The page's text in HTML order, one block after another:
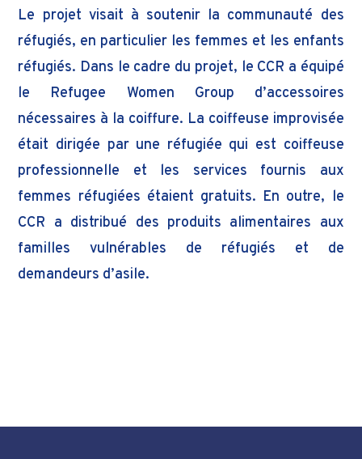
Le projet visait à soutenir la communauté des
réfugiés, en particulier les femmes et les enfants
réfugiés. Dans le cadre du projet, le CCR a équipé
le Refugee Women Group d’accessoires
nécessaires à la coiffure. La coiffeuse improvisée
était dirigée par une réfugiée qui est coiffeuse
professionnelle et les services fournis aux
femmes réfugiées étaient gratuits. En outre, le
CCR a distribué des produits alimentaires aux
familles vulnérables de réfugiés et de
demandeurs d’asile.